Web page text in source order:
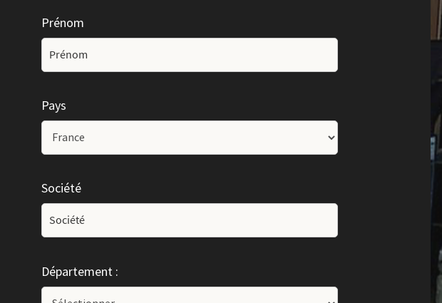
Prénom
Pays
Société
Département :